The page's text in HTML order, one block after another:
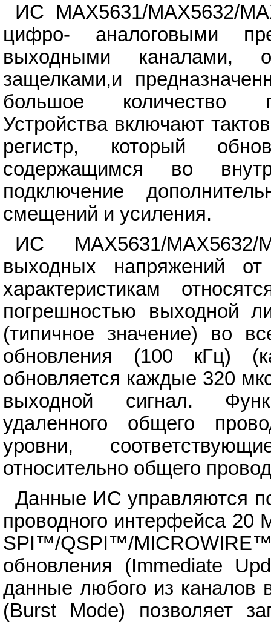
ИС MAX5631/MAX5632/
цифро- аналоговыми
выходными каналами,
защелками,и
большое количество
Устройства включают
регистр, который
содержащимся во
подключение
смещений и усиления.
ИС MAX5631/
выходных напряжений
характеристикам
погрешностью выходной
(типичное значение) во
обновления (100 кГц)
обновляется каждые 320
выходной сигнал.
удаленного общего
уровни,
относительно общего
Данные ИС управляются
проводного интерфейса 20
SPI™/QSPI™/
обновления (Immediate
данные любого из каналов
(Burst Mode) позволяет